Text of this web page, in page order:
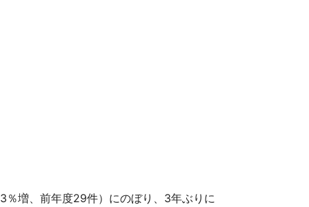
増、前年度29件）にのぼり、3年ぶりに